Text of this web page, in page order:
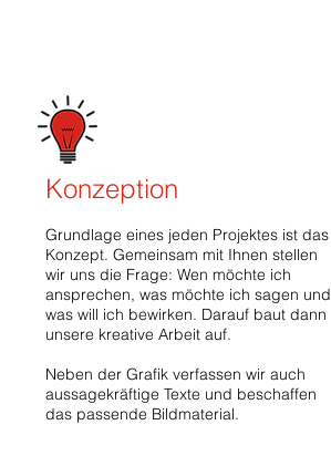
Konzeption
Grundlage eines jeden Projektes ist das
Konzept. Gemeinsam mit Ihnen stellen
wir uns die Frage: Wen möchte ich
ansprechen, was möchte ich sagen und
was will ich bewirken. Darauf baut dann
unsere kreative Arbeit auf.
Neben der Grafik verfassen wir auch
aussagekräftige Texte und beschaffen
das passende Bildmaterial.